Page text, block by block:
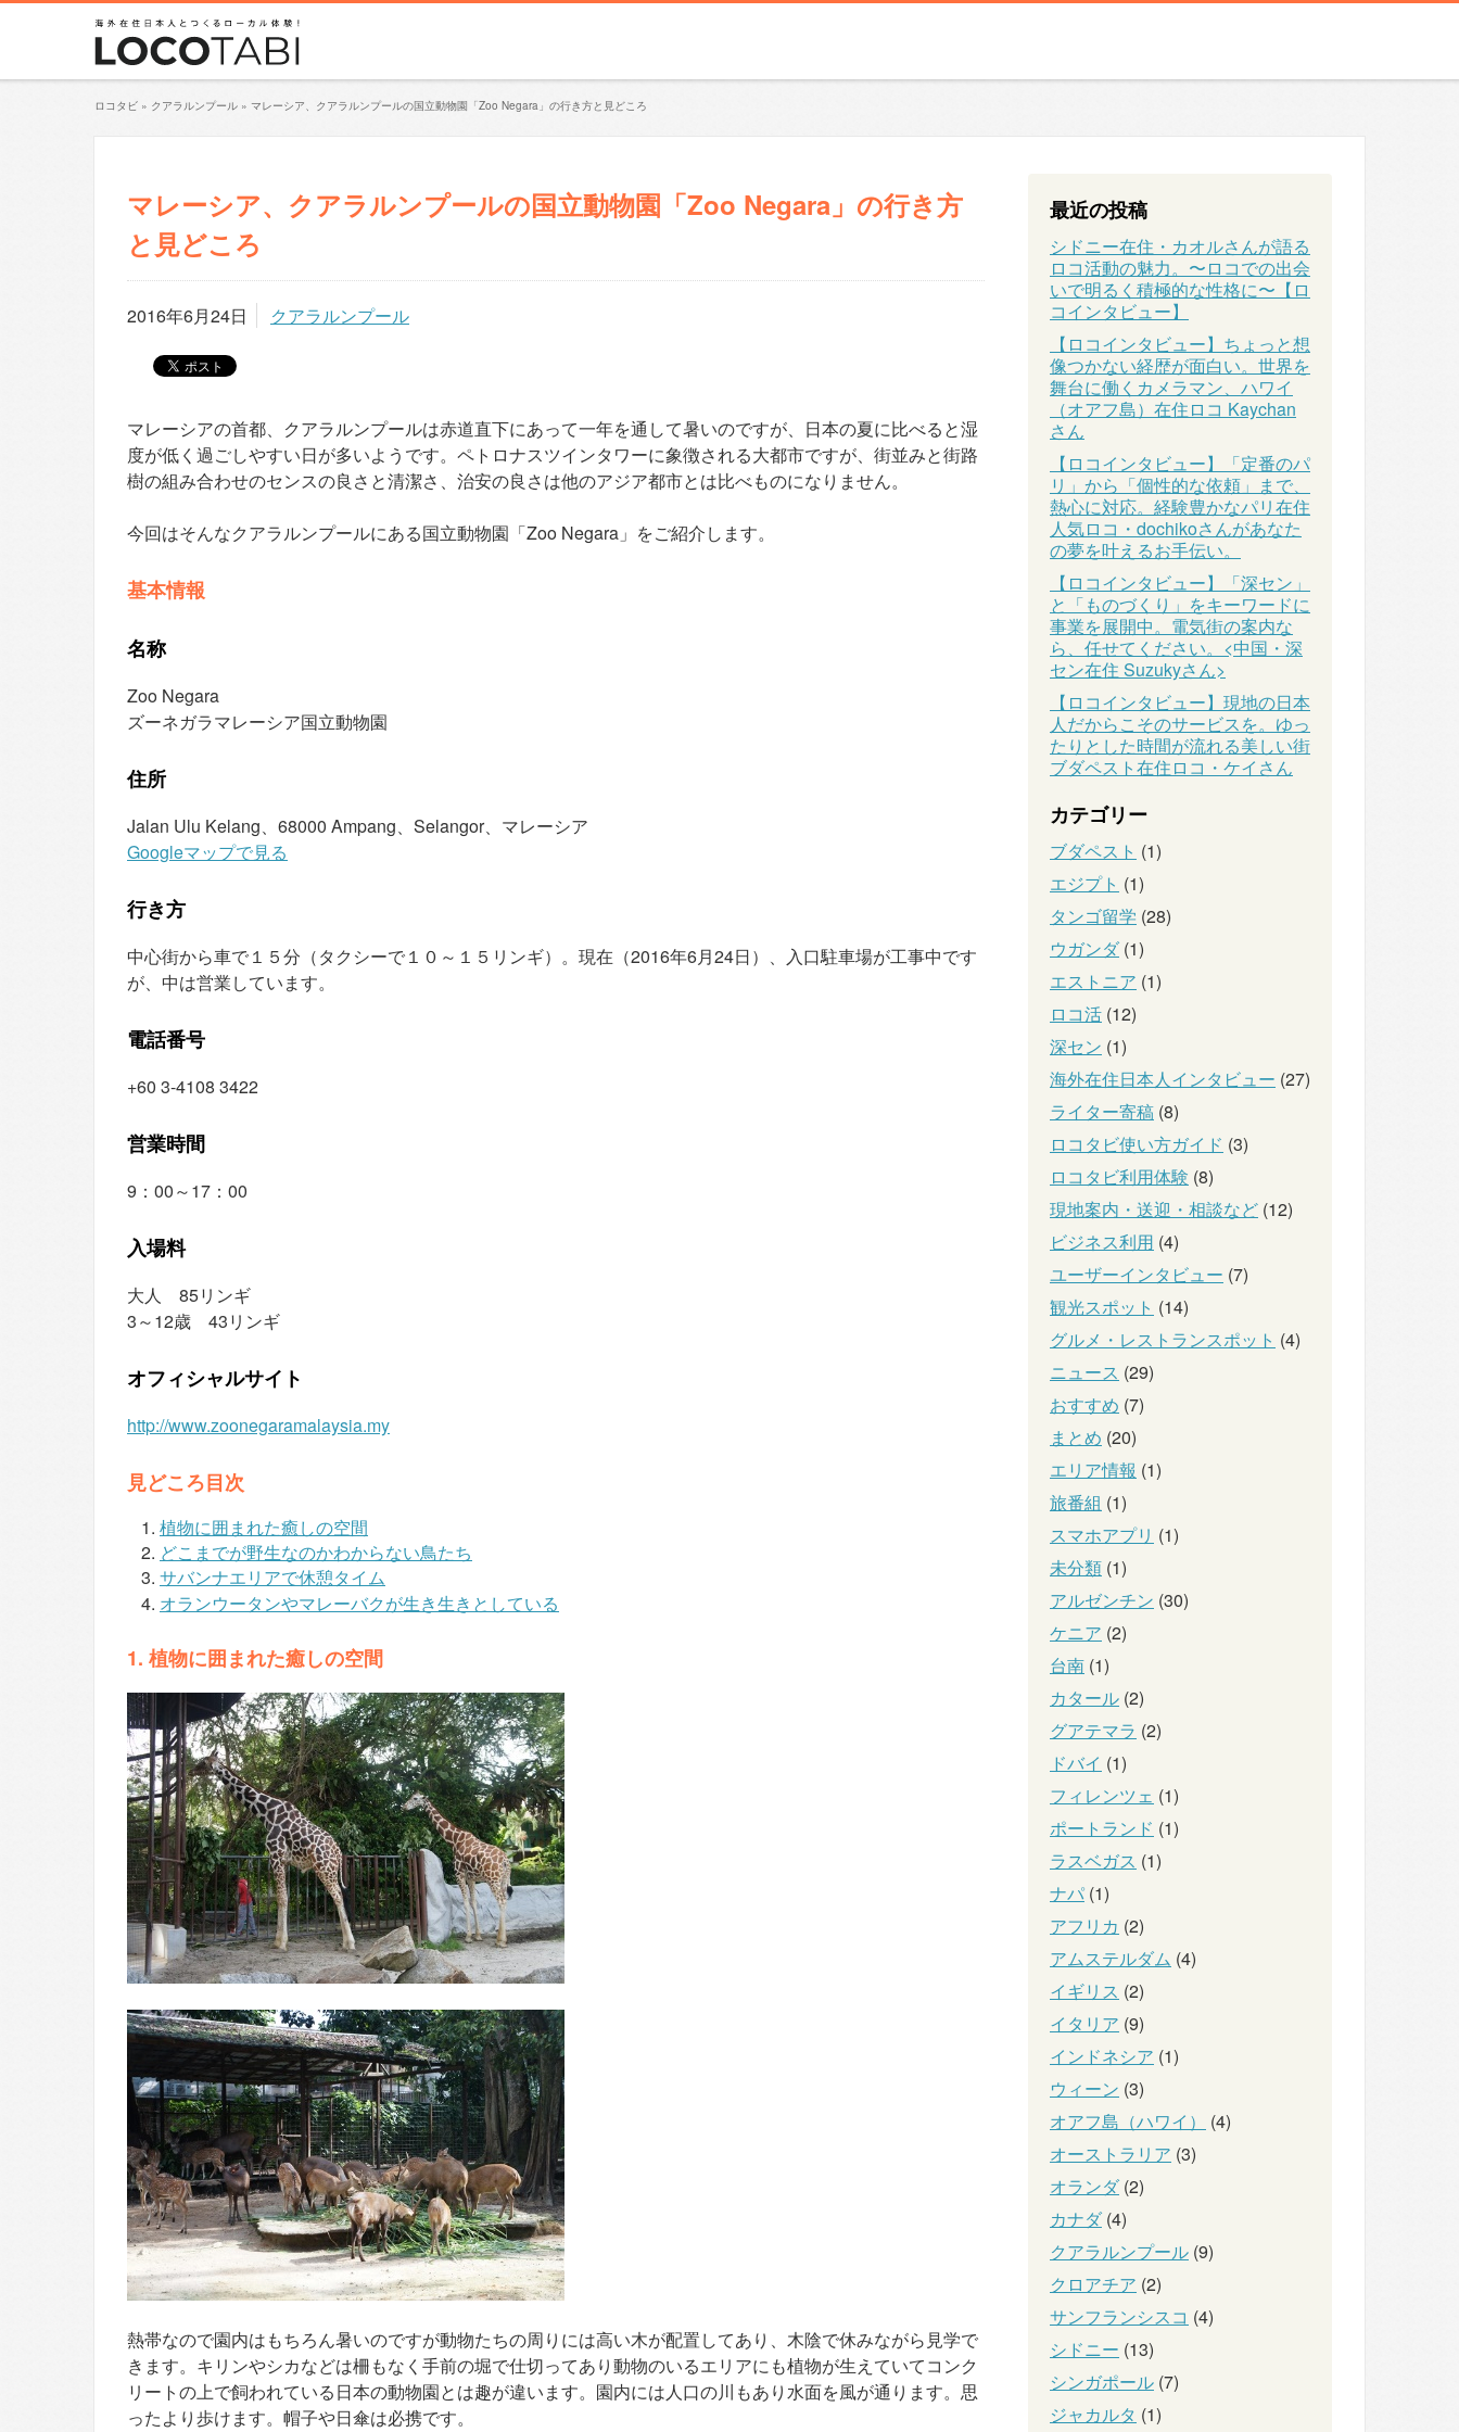
ロコタビ » クアラルンプール » マレーシア、クアラルンプールの国立動物園「Zoo Negara」の行き方と見どころ
マレーシア、クアラルンプールの国立動物園「Zoo Negara」の行き方
と見どころ
2016年6月24日 クアラルンプール
マレーシアの首都、クアラルンプールは赤道直下にあって一年を通して暑いのですが、日本の夏に比べると湿
度が低く過ごしやすい日が多いようです。ペトロナスツインタワーに象徴される大都市ですが、街並みと街路
樹の組み合わせのセンスの良さと清潔さ、治安の良さは他のアジア都市とは比べものになりません。
今回はそんなクアラルンプールにある国立動物園「Zoo Negara」をご紹介します。
基本情報
名称
Zoo Negara
ズーネガラマレーシア国立動物園
住所
Jalan Ulu Kelang、68000 Ampang、Selangor、マレーシア
Googleマップで見る
行き方
中心街から車で１５分（タクシーで１０～１５リンギ）。現在（2016年6月24日）、入口駐車場が工事中です
が、中は営業しています。
電話番号
+60 3-4108 3422
営業時間
9：00～17：00
入場料
大人 85リンギ
3～12歳 43リンギ
オフィシャルサイト
http://www.zoonegaramalaysia.my
見どころ目次
植物に囲まれた癒しの空間
どこまでが野生なのかわからない鳥たち
サバンナエリアで休憩タイム
オランウータンやマレーバクが生き生きとしている
1. 植物に囲まれた癒しの空間
熱帯なので園内はもちろん暑いのですが動物たちの周りには高い木が配置してあり、木陰で休みながら見学で
きます。キリンやシカなどは柵もなく手前の堀で仕切ってあり動物のいるエリアにも植物が生えていてコンク
リートの上で飼われている日本の動物園とは趣が違います。園内には人口の川もあり水面を風が通ります。思
ったより歩けます。帽子や日傘は必携です。
最近の投稿
シドニー在住・カオルさんが語る
ロコ活動の魅力。〜ロコでの出会
いで明るく積極的な性格に〜【ロ
コインタビュー】
【ロコインタビュー】ちょっと想
像つかない経歴が面白い。世界を
舞台に働くカメラマン、ハワイ
（オアフ島）在住ロコ Kaychan
さん
【ロコインタビュー】「定番のパ
リ」から「個性的な依頼」まで、
熱心に対応。経験豊かなパリ在住
人気ロコ・dochikoさんがあなた
の夢を叶えるお手伝い。
【ロコインタビュー】「深セン」
と「ものづくり」をキーワードに
事業を展開中。電気街の案内な
ら、任せてください。<中国・深
セン在住 Suzukyさん>
【ロコインタビュー】現地の日本
人だからこそのサービスを。ゆっ
たりとした時間が流れる美しい街
ブダペスト在住ロコ・ケイさん
カテゴリー
ブダペスト (1)
エジプト (1)
タンゴ留学 (28)
ウガンダ(1)
エストニア (1)
ロコ活 (12)
深セン (1)
海外在住日本人インタビュー (27)
ライター寄稿 (8)
ロコタビ使い方ガイド (3)
ロコタビ利用体験 (8)
現地案内・送迎・相談など (12)
ビジネス利用 (4)
ユーザーインタビュー (7)
観光スポット (14)
グルメ・レストランスポット (4)
ニュース (29)
おすすめ (7)
まとめ (20)
エリア情報 (1)
旅番組 (1)
スマホアプリ (1)
未分類 (1)
アルゼンチン (30)
ケニア (2)
台南 (1)
カタール (2)
グアテマラ (2)
ドバイ (1)
フィレンツェ (1)
ポートランド (1)
ラスベガス (1)
ナパ (1)
アフリカ (2)
アムステルダム (4)
イギリス (2)
イタリア (9)
インドネシア (1)
ウィーン (3)
オアフ島（ハワイ）
(4)
オーストラリア (3)
オランダ(2)
カナダ(4)
クアラルンプール (9)
クロアチア (2)
サンフランシスコ (4)
シドニー (13)
シンガポール (7)
ジャカルタ (1)